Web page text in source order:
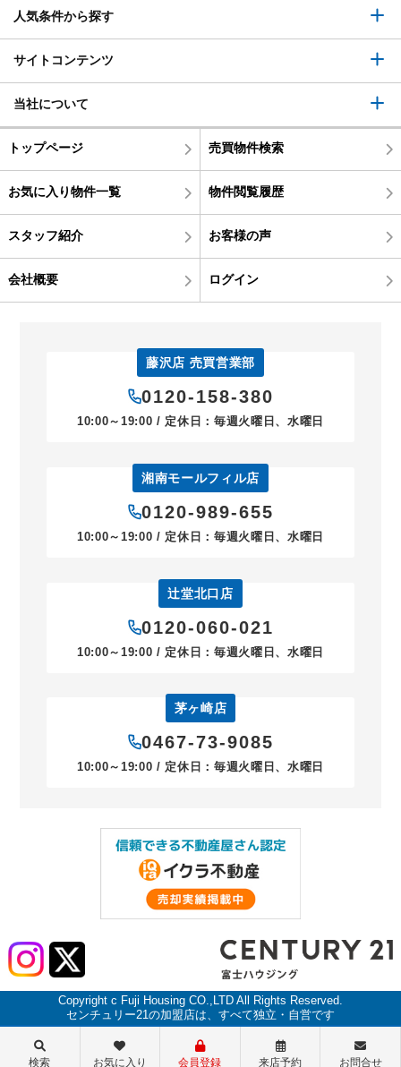
人気条件から探す
サイトコンテンツ
当社について
トップページ 売買物件検索
お気に入り物件一覧 物件閲覧履歴
スタッフ紹介 お客様の声
会社概要 ログイン
藤沢店 売買営業部
0120-158-380
10:00～19:00 / 定休日：毎週火曜日、水曜日
湘南モールフィル店
0120-989-655
10:00～19:00 / 定休日：毎週火曜日、水曜日
辻堂北口店
0120-060-021
10:00～19:00 / 定休日：毎週火曜日、水曜日
茅ヶ崎店
0467-73-9085
10:00～19:00 / 定休日：毎週火曜日、水曜日
Copyright c Fuji Housing CO.,LTD All Rights Reserved.
センチュリー21の加盟店は、すべて独立・自営です
検索 お気に入り 会員登録 来店予約 お問合せ